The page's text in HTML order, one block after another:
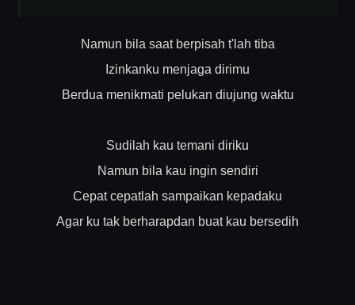
Namun bila saat berpisah t'lah tiba
Izinkanku menjaga dirimu
Berdua menikmati pelukan diujung waktu
Sudilah kau temani diriku
Namun bila kau ingin sendiri
Cepat cepatlah sampaikan kepadaku
Agar ku tak berharapdan buat kau bersedih